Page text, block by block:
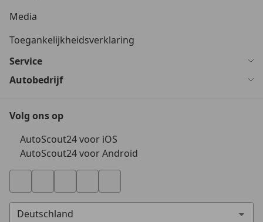
Media
Toegankelijkheidsverklaring
Service
Autobedrijf
Volg ons op
AutoScout24 voor iOS
AutoScout24 voor Android